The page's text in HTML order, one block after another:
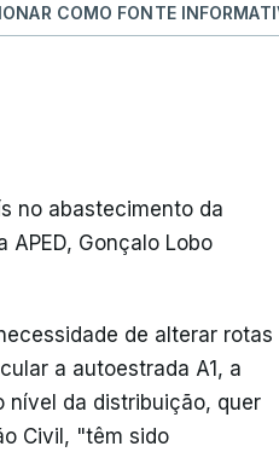
COMO FONTE
no abastecimento da
Gonçalo Lobo
de alterar rotas
a autoestrada A1, a
nível da distribuição, quer
Civil, "têm sido